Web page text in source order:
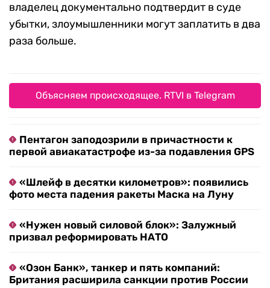
владелец документально подтвердит в суде
убытки, злоумышленники могут заплатить в два
раза больше.
Объясняем происходящее. RTVI в Telegram
Пентагон заподозрили в причастности к
первой авиакатастрофе из-за подавления GPS
«Шлейф в десятки километров»: появились
фото места падения ракеты Маска на Луну
«Нужен новый силовой блок»: Залужный
призвал реформировать НАТО
«Озон Банк», танкер и пять компаний:
Британия расширила санкции против России